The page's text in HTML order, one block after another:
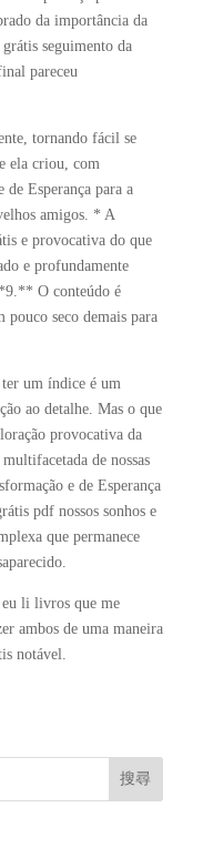
da importância da
seguimento da
pareceu
tornando fácil se
ela criou, com
Esperança para a
amigos. * A
e provocativa do que
e profundamente
O conteúdo é
pouco seco demais para
um índice é um
ao detalhe. Mas o que
provocativa da
de nossas
e de Esperança
pdf nossos sonhos e
que permanece
li livros que me
ambos de uma maneira
notável.
搜尋